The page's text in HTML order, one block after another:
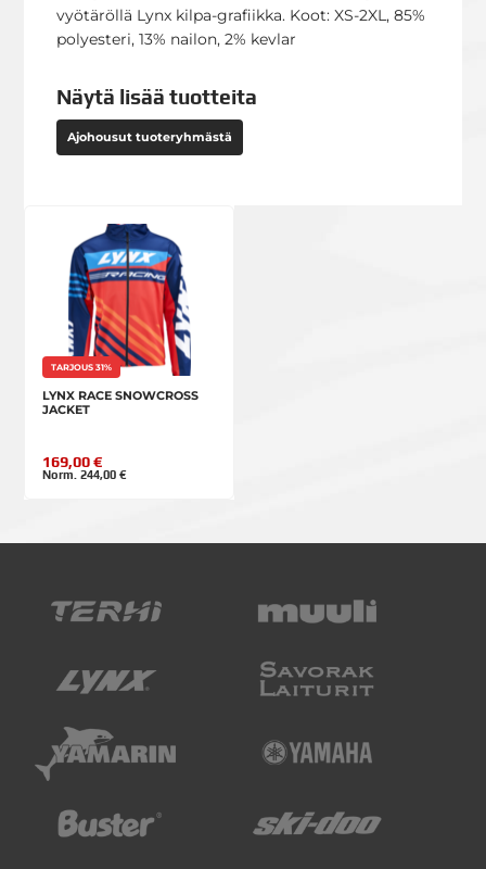
vyötäröllä Lynx kilpa-grafiikka. Koot: XS-2XL, 85%
polyesteri, 13% nailon, 2% kevlar
Näytä lisää tuotteita
Ajohousut tuoteryhmästä
TARJOUS 31%
LYNX RACE SNOWCROSS
JACKET
169,00 €
Norm. 244,00 €